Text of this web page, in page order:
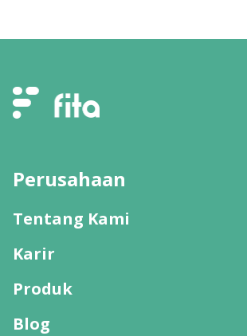
Perusahaan
Tentang Kami
Karir
Produk
Blog